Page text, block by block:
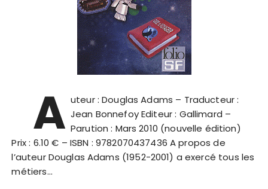
A uteur : Douglas Adams – Traducteur :
Jean Bonnefoy Editeur : Gallimard –
Parution : Mars 2010 (nouvelle édition)
Prix : 6.10 € – ISBN : 9782070437436 A propos de
l’auteur Douglas Adams (1952-2001) a exercé tous les
métiers…